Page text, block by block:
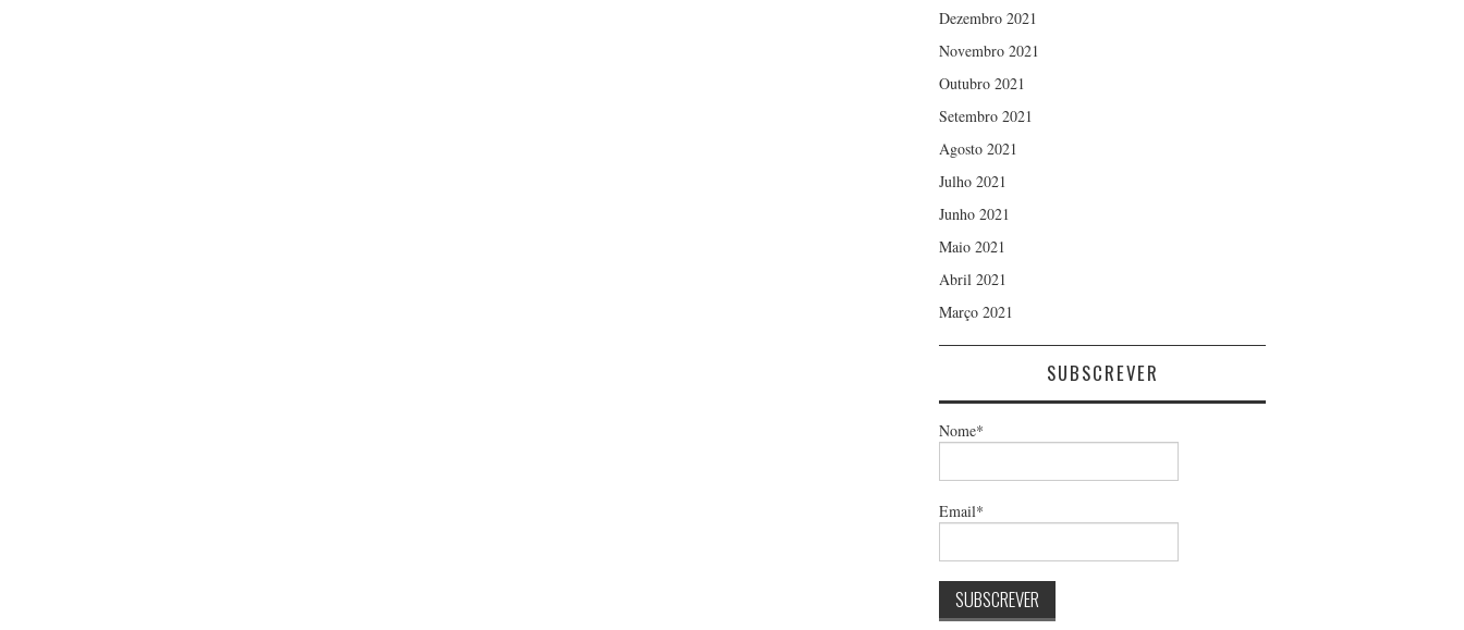
Dezembro 2021
Novembro 2021
Outubro 2021
Setembro 2021
Agosto 2021
Julho 2021
Junho 2021
Maio 2021
Abril 2021
Março 2021
SUBSCREVER
Nome*
Email*